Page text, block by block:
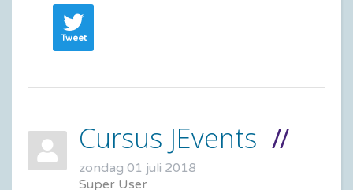
Tweet
Cursus JEvents
zondag 01 juli 2018
Super User